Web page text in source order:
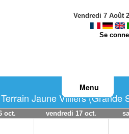
Vendredi 7 Août
Se
Menu
Jaune Villiers (Grande
oct. vendredi 17 oct.